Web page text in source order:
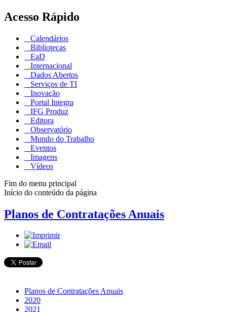
Acesso Rápido
Calendários
Bibliotecas
EaD
Internacional
Dados Abertos
Serviços de TI
Inovação
Portal Integra
IFG Produz
Editora
Observatório
Mundo do Trabalho
Eventos
Imagens
Vídeos
Fim do menu principal
Início do conteúdo da página
Planos de Contratações Anuais
Planos de Contratações Anuais
2020
2021